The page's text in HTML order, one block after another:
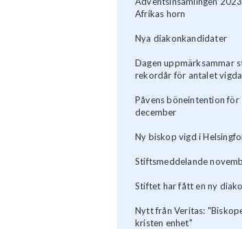
Afrikas horn
Nya diakonkandidater
Dagen uppmärksammar
rekordår för antalet
Påvens böneintention för
december
Ny biskop vigd i
Stiftsmeddelande
Stiftet har fått en ny
Nytt från Veritas:
kristen enhet"